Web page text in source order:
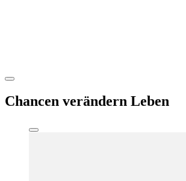
Chancen verändern Leben